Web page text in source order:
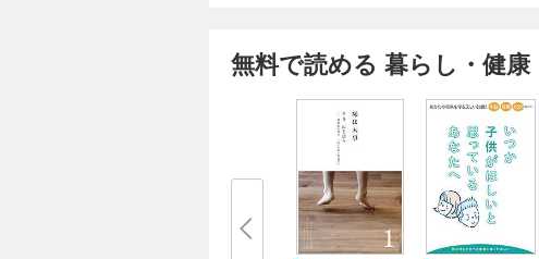
無料で読める 暮らし・健康